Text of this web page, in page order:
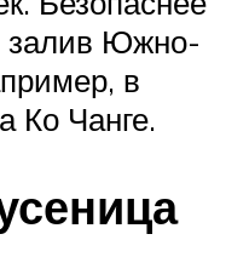
залив Южно-
в
Ко Чанге.